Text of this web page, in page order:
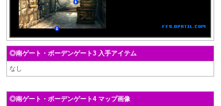
◎南ゲート・ボーデンゲート3 入手アイテム
なし
◎南ゲート・ボーデンゲート4 マップ画像